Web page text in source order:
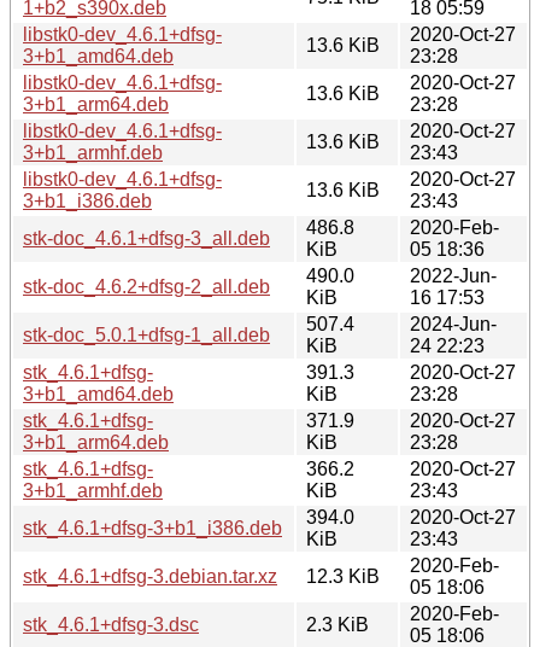
1+b2_s390x.deb
18 05:59
libstk0-dev_4.6.1+dfsg-
3+b1_amd64.deb
13.6 KiB
2020-Oct-27
23:28
libstk0-dev_4.6.1+dfsg-
3+b1_arm64.deb
13.6 KiB
2020-Oct-27
23:28
libstk0-dev_4.6.1+dfsg-
3+b1_armhf.deb
13.6 KiB
2020-Oct-27
23:43
libstk0-dev_4.6.1+dfsg-
3+b1_i386.deb
13.6 KiB
2020-Oct-27
23:43
stk-doc_4.6.1+dfsg-3_all.deb
486.8
KiB
2020-Feb-
05 18:36
stk-doc_4.6.2+dfsg-2_all.deb
490.0
KiB
2022-Jun-
16 17:53
stk-doc_5.0.1+dfsg-1_all.deb
507.4
KiB
2024-Jun-
24 22:23
stk_4.6.1+dfsg-
3+b1_amd64.deb
391.3
KiB
2020-Oct-27
23:28
stk_4.6.1+dfsg-
3+b1_arm64.deb
371.9
KiB
2020-Oct-27
23:28
stk_4.6.1+dfsg-
3+b1_armhf.deb
366.2
KiB
2020-Oct-27
23:43
stk_4.6.1+dfsg-3+b1_i386.deb
394.0
KiB
2020-Oct-27
23:43
stk_4.6.1+dfsg-3.debian.tar.xz
12.3 KiB
2020-Feb-
05 18:06
stk_4.6.1+dfsg-3.dsc
2.3 KiB
2020-Feb-
05 18:06